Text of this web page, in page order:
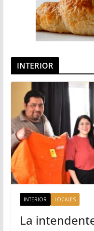
INTERIOR
INTERIOR LOCALES
La